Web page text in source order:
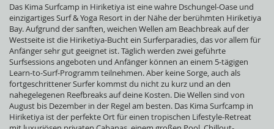
Das Kima Surfcamp in Hiriketiya ist eine wahre Dschungel-Oase und
einzigartiges Surf & Yoga Resort in der Nähe der berühmten Hiriketiya
Bay. Aufgrund der sanften, weichen Wellen am Beachbreak auf der
Westseite ist die Hiriketiya-Bucht ein Surferparadies, das vor allem für
Anfänger sehr gut geeignet ist. Täglich werden zwei geführte
Surfsessions angeboten und Anfänger können an einem 5-tägigen
Learn-to-Surf-Programm teilnehmen. Aber keine Sorge, auch als
fortgeschrittener Surfer kommst du nicht zu kurz und an den
nahegelegenen Reefbreaks auf deine Kosten. Die Wellen sind von
August bis Dezember in der Regel am besten. Das Kima Surfcamp in
Hiriketiya ist der perfekte Ort für einen tropischen Lifestyle-Retreat